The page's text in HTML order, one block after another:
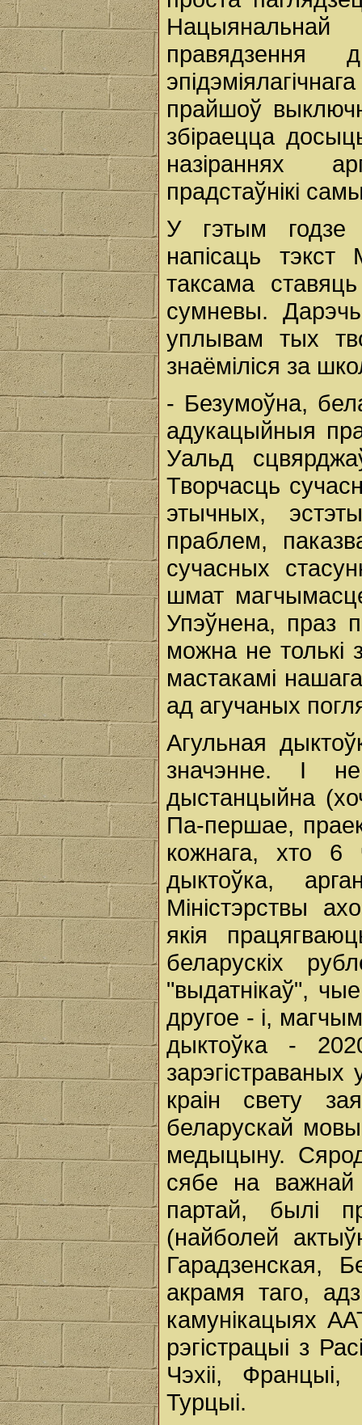
Нацыянальнай
прайшоў
збіраецца
назіраннях
прадстаўнікі
У гэтым годзе
напісаць
таксама
сумневы.
уплывам тых
знаёміліся за
- Безумоўна,
адукацыйныя
Уальд
Творчасць
этычных,
праблем,
сучасных
шмат
Упэўнена, праз
можна не толькі
мастакамі
ад агучаных
Агульная
значэнне. І
дыстанцыйна
Па-першае,
кожнага, хто 6
дыктоўка,
Міністэрствы
якія
беларускіх
"выдатнікаў",
другое - і,
дыктоўка -
краін свету
беларускай
медыцыну.
сябе на важнай
партай, былі
(найболей
Гарадзенская,
акрамя таго,
камунікацыях
рэгістрацыі з
Чэхіі, Францыі,
Турцыі.